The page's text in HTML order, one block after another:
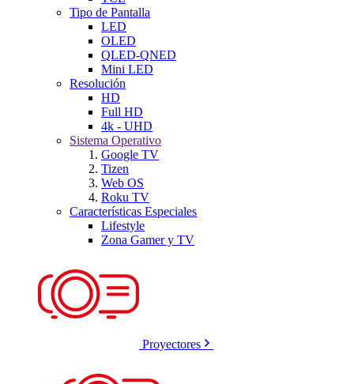
Tipo de Pantalla
LED
OLED
QLED-QNED
Mini LED
Resolución
HD
Full HD
4k - UHD
Sistema Operativo
Google TV
Tizen
Web OS
Roku TV
Características Especiales
Lifestyle
Zona Gamer y TV
Proyectores